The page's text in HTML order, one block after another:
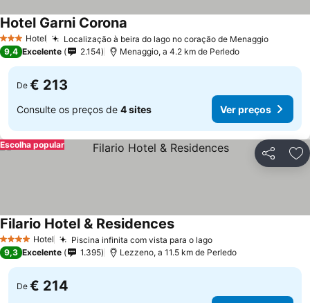
3 EstrelasHotel Localização à beira do lago no coração de Menaggio
Hotel Garni Corona
9,4 Excelente 2.154 Menaggio, a 4.2 km de Perledo
De € 213
Consulte os preços de 4 sites Ver preços
Partilhar
Escolha popular
4 EstrelasHotel Piscina infinita com vista para o lago
Filario Hotel & Residences
9,3 Excelente 1.395 Lezzeno, a 11.5 km de Perledo
De € 214